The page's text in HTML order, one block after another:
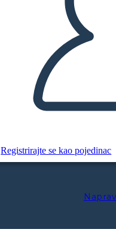
Registrirajte se kao pojedinac